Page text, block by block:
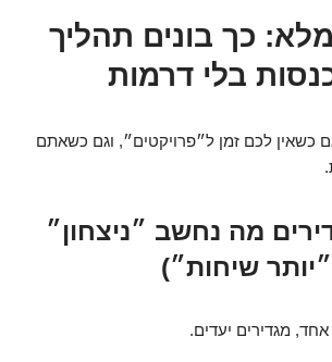
כך בונים תהליך
בלי דרמות
כשאין לכם זמן ל״פרויקטים״, וגם כשאתם
מגדירים מה נחשב ״ניצחון״
שיחות״)
מגדירים יעדים.